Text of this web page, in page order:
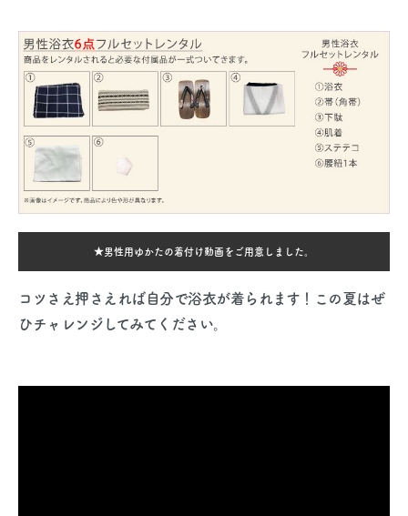
★男性用ゆかたの着付け動画をご用意しました。
コツさえ押さえれば自分で浴衣が着られます！この夏はぜ
ひチャレンジしてみてください。